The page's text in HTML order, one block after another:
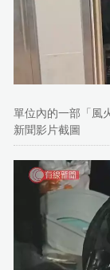
單位內的一部「風
新聞影片截圖